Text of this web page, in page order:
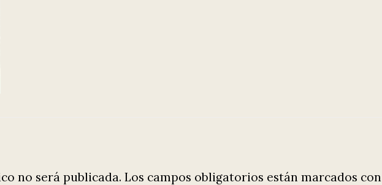
no será publicada. Los campos obligatorios están marcados con